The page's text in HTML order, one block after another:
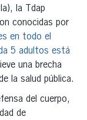
la Tdap
conocidas por
en todo el
5 adultos está
una brecha
la salud pública.
del cuerpo,
de